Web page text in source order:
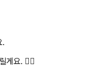
.
게요. 🧑‍⚖️